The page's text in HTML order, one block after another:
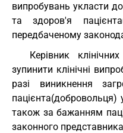
випробувань укласти
та здоров'я
передбаченому
Керівник
зупинити клінічні
разі виникнення
пацієнта(добровольця)
також за бажанням
законного